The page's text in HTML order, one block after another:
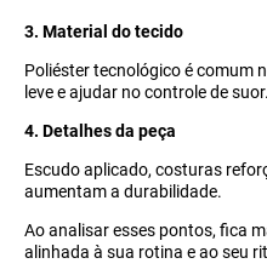
3. Material do tecido
Poliéster tecnológico é comum
leve e ajudar no controle de suor.
4. Detalhes da peça
Escudo aplicado, costuras
aumentam a durabilidade.
Ao analisar esses pontos, fica
alinhada à sua rotina e ao seu